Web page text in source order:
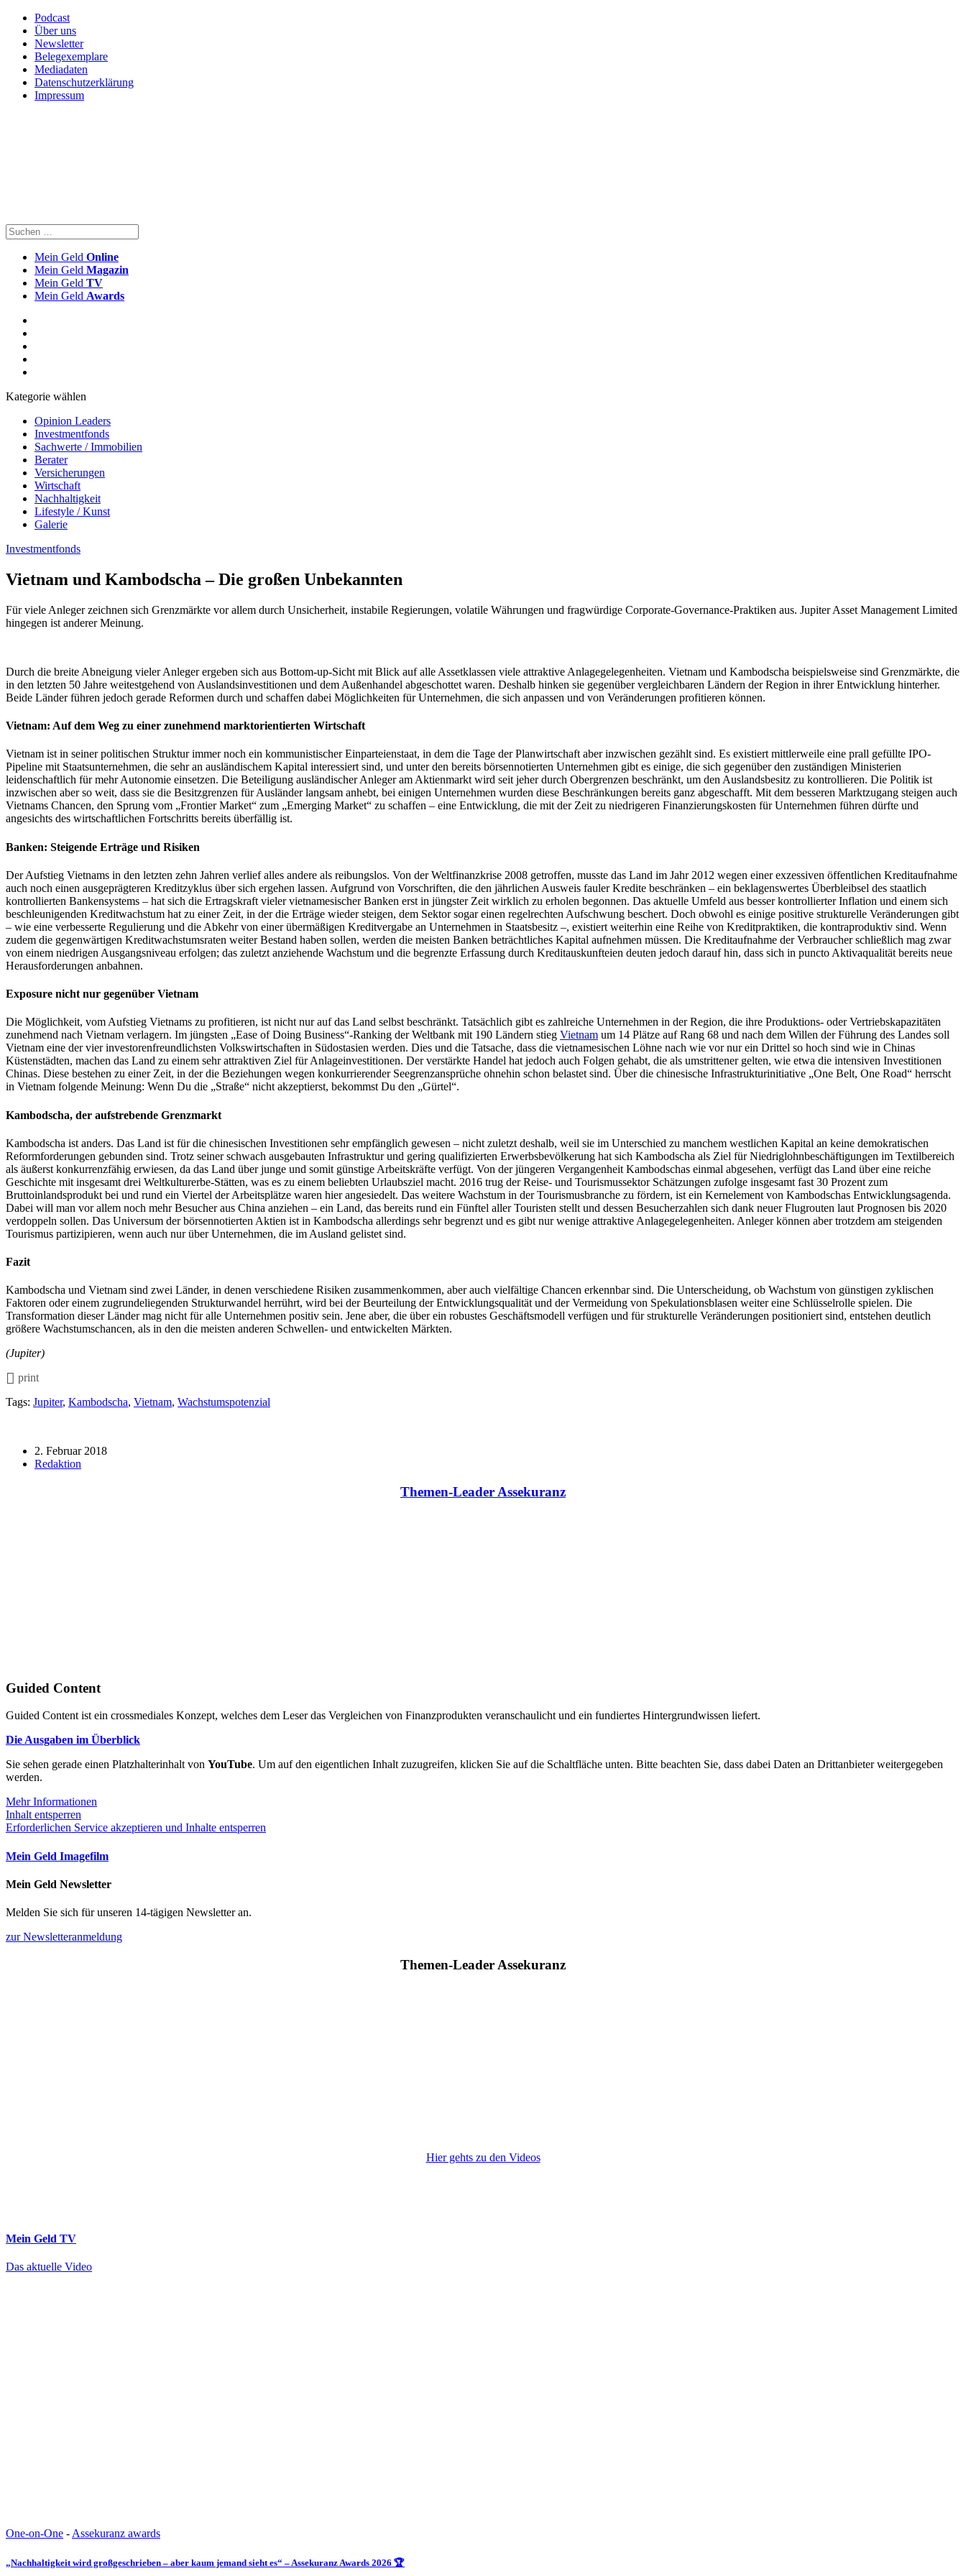
Podcast
Über uns
Newsletter
Belegexemplare
Mediadaten
Datenschutzerklärung
Impressum
Mein Geld Online
Mein Geld Magazin
Mein Geld TV
Mein Geld Awards
Kategorie wählen
Opinion Leaders
Investmentfonds
Sachwerte / Immobilien
Berater
Versicherungen
Wirtschaft
Nachhaltigkeit
Lifestyle / Kunst
Galerie
Investmentfonds
Vietnam und Kambodscha – Die großen Unbekannten
Für viele Anleger zeichnen sich Grenzmärkte vor allem durch Unsicherheit, instabile Regierungen, volatile Währungen und fragwürdige Corporate-Governance-Praktiken aus. Jupiter Asset Management Limited
hingegen ist anderer Meinung.
Durch die breite Abneigung vieler Anleger ergeben sich aus Bottom-up-Sicht mit Blick auf alle Assetklassen viele attraktive Anlagegelegenheiten. Vietnam und Kambodscha beispielsweise sind Grenzmärkte, die
in den letzten 50 Jahre weitestgehend von Auslandsinvestitionen und dem Außenhandel abgeschottet waren. Deshalb hinken sie gegenüber vergleichbaren Ländern der Region in ihrer Entwicklung hinterher.
Beide Länder führen jedoch gerade Reformen durch und schaffen dabei Möglichkeiten für Unternehmen, die sich anpassen und von Veränderungen profitieren können.
Vietnam: Auf dem Weg zu einer zunehmend marktorientierten Wirtschaft
Vietnam ist in seiner politischen Struktur immer noch ein kommunistischer Einparteienstaat, in dem die Tage der Planwirtschaft aber inzwischen gezählt sind. Es existiert mittlerweile eine prall gefüllte IPO-
Pipeline mit Staatsunternehmen, die sehr an ausländischem Kapital interessiert sind, und unter den bereits börsennotierten Unternehmen gibt es einige, die sich gegenüber den zuständigen Ministerien
leidenschaftlich für mehr Autonomie einsetzen. Die Beteiligung ausländischer Anleger am Aktienmarkt wird seit jeher durch Obergrenzen beschränkt, um den Auslandsbesitz zu kontrollieren. Die Politik ist
inzwischen aber so weit, dass sie die Besitzgrenzen für Ausländer langsam anhebt, bei einigen Unternehmen wurden diese Beschränkungen bereits ganz abgeschafft. Mit dem besseren Marktzugang steigen auch
Vietnams Chancen, den Sprung vom „Frontier Market“ zum „Emerging Market“ zu schaffen – eine Entwicklung, die mit der Zeit zu niedrigeren Finanzierungskosten für Unternehmen führen dürfte und
angesichts des wirtschaftlichen Fortschritts bereits überfällig ist.
Banken: Steigende Erträge und Risiken
Der Aufstieg Vietnams in den letzten zehn Jahren verlief alles andere als reibungslos. Von der Weltfinanzkrise 2008 getroffen, musste das Land im Jahr 2012 wegen einer exzessiven öffentlichen Kreditaufnahme
auch noch einen ausgeprägteren Kreditzyklus über sich ergehen lassen. Aufgrund von Vorschriften, die den jährlichen Ausweis fauler Kredite beschränken – ein beklagenswertes Überbleibsel des staatlich
kontrollierten Bankensystems – hat sich die Ertragskraft vieler vietnamesischer Banken erst in jüngster Zeit wirklich zu erholen begonnen. Das aktuelle Umfeld aus besser kontrollierter Inflation und einem sich
beschleunigenden Kreditwachstum hat zu einer Zeit, in der die Erträge wieder steigen, dem Sektor sogar einen regelrechten Aufschwung beschert. Doch obwohl es einige positive strukturelle Veränderungen gibt
– wie eine verbesserte Regulierung und die Abkehr von einer übermäßigen Kreditvergabe an Unternehmen in Staatsbesitz –, existiert weiterhin eine Reihe von Kreditpraktiken, die kontraproduktiv sind. Wenn
zudem die gegenwärtigen Kreditwachstumsraten weiter Bestand haben sollen, werden die meisten Banken beträchtliches Kapital aufnehmen müssen. Die Kreditaufnahme der Verbraucher schließlich mag zwar
von einem niedrigen Ausgangsniveau erfolgen; das zuletzt anziehende Wachstum und die begrenzte Erfassung durch Kreditauskunfteien deuten jedoch darauf hin, dass sich in puncto Aktivaqualität bereits neue
Herausforderungen anbahnen.
Exposure nicht nur gegenüber Vietnam
Die Möglichkeit, vom Aufstieg Vietnams zu profitieren, ist nicht nur auf das Land selbst beschränkt. Tatsächlich gibt es zahlreiche Unternehmen in der Region, die ihre Produktions- oder Vertriebskapazitäten
zunehmend nach Vietnam verlagern. Im jüngsten „Ease of Doing Business“-Ranking der Weltbank mit 190 Ländern stieg Vietnam um 14 Plätze auf Rang 68 und nach dem Willen der Führung des Landes soll
Vietnam eine der vier investorenfreundlichsten Volkswirtschaften in Südostasien werden. Dies und die Tatsache, dass die vietnamesischen Löhne nach wie vor nur ein Drittel so hoch sind wie in Chinas
Küstenstädten, machen das Land zu einem sehr attraktiven Ziel für Anlageinvestitionen. Der verstärkte Handel hat jedoch auch Folgen gehabt, die als umstrittener gelten, wie etwa die intensiven Investitionen
Chinas. Diese bestehen zu einer Zeit, in der die Beziehungen wegen konkurrierender Seegrenzansprüche ohnehin schon belastet sind. Über die chinesische Infrastrukturinitiative „One Belt, One Road“ herrscht
in Vietnam folgende Meinung: Wenn Du die „Straße“ nicht akzeptierst, bekommst Du den „Gürtel“.
Kambodscha, der aufstrebende Grenzmarkt
Kambodscha ist anders. Das Land ist für die chinesischen Investitionen sehr empfänglich gewesen – nicht zuletzt deshalb, weil sie im Unterschied zu manchem westlichen Kapital an keine demokratischen
Reformforderungen gebunden sind. Trotz seiner schwach ausgebauten Infrastruktur und gering qualifizierten Erwerbsbevölkerung hat sich Kambodscha als Ziel für Niedriglohnbeschäftigungen im Textilbereich
als äußerst konkurrenzfähig erwiesen, da das Land über junge und somit günstige Arbeitskräfte verfügt. Von der jüngeren Vergangenheit Kambodschas einmal abgesehen, verfügt das Land über eine reiche
Geschichte mit insgesamt drei Weltkulturerbe-Stätten, was es zu einem beliebten Urlaubsziel macht. 2016 trug der Reise- und Tourismussektor Schätzungen zufolge insgesamt fast 30 Prozent zum
Bruttoinlandsprodukt bei und rund ein Viertel der Arbeitsplätze waren hier angesiedelt. Das weitere Wachstum in der Tourismusbranche zu fördern, ist ein Kernelement von Kambodschas Entwicklungsagenda.
Dabei will man vor allem noch mehr Besucher aus China anziehen – ein Land, das bereits rund ein Fünftel aller Touristen stellt und dessen Besucherzahlen sich dank neuer Flugrouten laut Prognosen bis 2020
verdoppeln sollen. Das Universum der börsennotierten Aktien ist in Kambodscha allerdings sehr begrenzt und es gibt nur wenige attraktive Anlagegelegenheiten. Anleger können aber trotzdem am steigenden
Tourismus partizipieren, wenn auch nur über Unternehmen, die im Ausland gelistet sind.
Fazit
Kambodscha und Vietnam sind zwei Länder, in denen verschiedene Risiken zusammenkommen, aber auch vielfältige Chancen erkennbar sind. Die Unterscheidung, ob Wachstum von günstigen zyklischen
Faktoren oder einem zugrundeliegenden Strukturwandel herrührt, wird bei der Beurteilung der Entwicklungsqualität und der Vermeidung von Spekulationsblasen weiter eine Schlüsselrolle spielen. Die
Transformation dieser Länder mag nicht für alle Unternehmen positiv sein. Jene aber, die über ein robustes Geschäftsmodell verfügen und für strukturelle Veränderungen positioniert sind, entstehen deutlich
größere Wachstumschancen, als in den die meisten anderen Schwellen- und entwickelten Märkten.
(Jupiter)
print
Tags: Jupiter, Kambodscha, Vietnam, Wachstumspotenzial
2. Februar 2018
Redaktion
Themen-Leader Assekuranz
Guided Content
Guided Content ist ein crossmediales Konzept, welches dem Leser das Vergleichen von Finanzprodukten veranschaulicht und ein fundiertes Hintergrundwissen liefert.
Die Ausgaben im Überblick
Sie sehen gerade einen Platzhalterinhalt von YouTube. Um auf den eigentlichen Inhalt zuzugreifen, klicken Sie auf die Schaltfläche unten. Bitte beachten Sie, dass dabei Daten an Drittanbieter weitergegeben
werden.
Mehr Informationen
Inhalt entsperren
Erforderlichen Service akzeptieren und Inhalte entsperren
Mein Geld Imagefilm
Mein Geld Newsletter
Melden Sie sich für unseren 14-tägigen Newsletter an.
zur Newsletteranmeldung
Themen-Leader Assekuranz
Hier gehts zu den Videos
Mein Geld TV
Das aktuelle Video
One-on-One - Assekuranz awards
„Nachhaltigkeit wird großgeschrieben – aber kaum jemand sieht es“ – Assekuranz Awards 2026 🏆